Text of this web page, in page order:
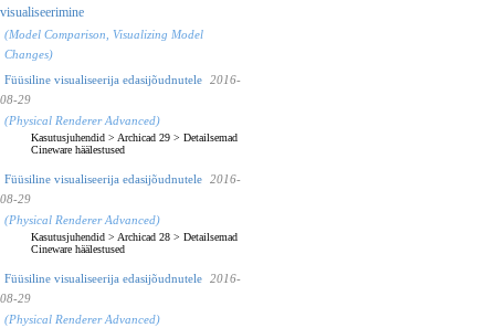
visualiseerimine
(Model Comparison, Visualizing Model
Changes)
Füüsiline visualiseerija edasijõudnutele
2016-
08-29
(Physical Renderer Advanced)
Kasutusjuhendid > Archicad 29 > Detailsemad
Cineware häälestused
Füüsiline visualiseerija edasijõudnutele
2016-
08-29
(Physical Renderer Advanced)
Kasutusjuhendid > Archicad 28 > Detailsemad
Cineware häälestused
Füüsiline visualiseerija edasijõudnutele
2016-
08-29
(Physical Renderer Advanced)